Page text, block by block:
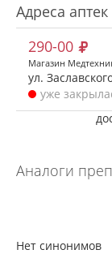
Адреса аптек
290-00
Магазин
ул.
уже
Аналоги
Нет синонимов